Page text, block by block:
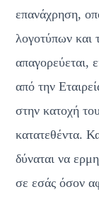
επανάχρηση,
λογοτύπων και
απαγορεύεται,
από την
στην κατοχή
κατατεθέντα.
δύναται να
σε εσάς όσον